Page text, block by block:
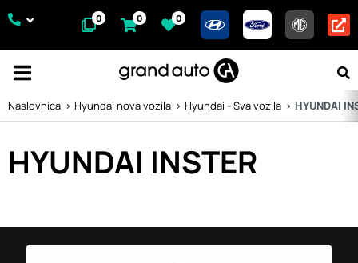
0 0 0
Naslovnica Hyundai nova vozila Hyundai - Sva vozila HYUNDAI
HYUNDAI INSTER